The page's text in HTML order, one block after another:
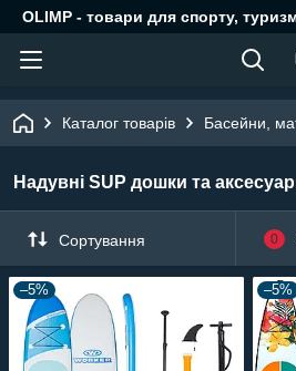
OLIMP - товари для спорту,
Каталог товарів Басейни,
Надувні SUP дошки та
Сортування 0
–5% –5%